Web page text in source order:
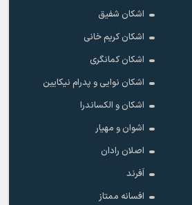
اشکان شفیق
اشکان کریم خانی
اشکان کمانگری
اشکان نوایی و پدرام نیکایین
اشکان و الکساندرا
اشوان و مهیار
اصلان رادان
اَفرند
افسانه ممتاز